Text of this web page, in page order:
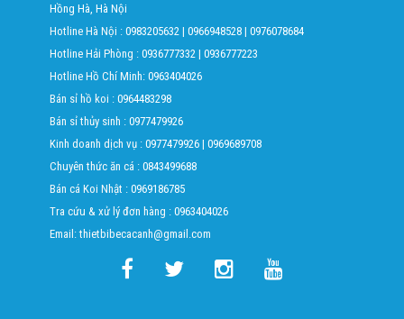
Hồng Hà, Hà Nội
Hotline Hà Nội : 0983205632 | 0966948528 | 0976078684
Hotline Hải Phòng : 0936777332 | 0936777223
Hotline Hồ Chí Minh: 0963404026
Bán sỉ hồ koi : 0964483298
Bán sỉ thủy sinh : 0977479926
Kinh doanh dịch vụ : 0977479926 | 0969689708
Chuyên thức ăn cá : 0843499688
Bán cá Koi Nhật : 0969186785
Tra cứu & xử lý đơn hàng : 0963404026
Email: thietbibecacanh@gmail.com